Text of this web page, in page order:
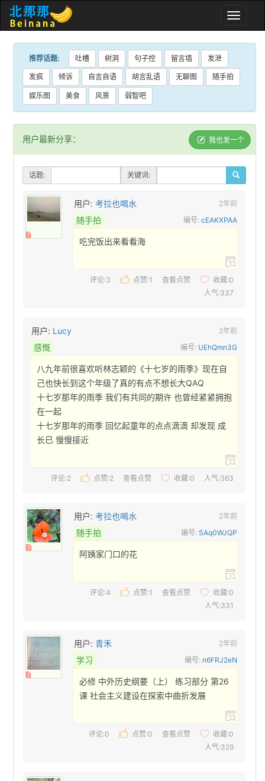
Toggle
推荐话题: 吐槽 树洞 句子控 留言墙 发泄
发疯 倾诉 自言自语 胡言乱语 无聊图 随手拍
娱乐图 美食 风景 弱智吧
用户最新分享： 我也发一个
话题: 关键词:
7
用户:考拉也喝水 2年前
随手拍 编号:cEAKXPAA
吃完饭出来看看海
评论:3 点赞:1 查看点赞 收藏:0
人气:337
用户: Lucy 2年前
感慨 编号: UEhQmn3G
八九年前很喜欢听林志颖的《十七岁的雨季》现在自
己也快长到这个年级了真的有点不想长大QAQ
十七岁那年的雨季 我们有共同的期许 也曾经紧紧拥抱
在一起
十七岁那年的雨季 回忆起童年的点点滴滴 却发现 成
长已 慢慢接近
评论:2 点赞:2 查看点赞 收藏:0 人气:363
3
用户:考拉也喝水 2年前
随手拍 编号:SAq0WJQP
阿姨家门口的花
评论:4 点赞:1 查看点赞 收藏:0
人气:331
2
用户:青禾 2年前
学习 编号: n6FRJ2eN
必修 中外历史纲要（上） 练习部分 第26
课 社会主义建设在探索中曲折发展
评论:0 点赞:0 查看点赞 收藏:0
人气:329